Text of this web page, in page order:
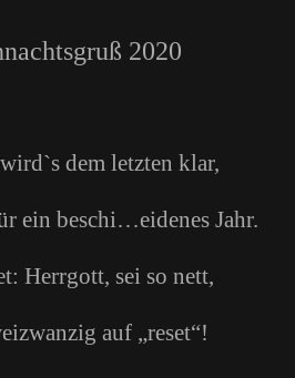
2020
dem letzten klar,
ein beschi…eidenes Jahr.
Herrgott, sei so nett,
auf „reset“!